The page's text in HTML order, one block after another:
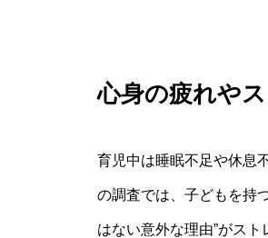
心身の疲れや
育児中は睡眠不足や休息
の調査では、子どもを持
はない意外な理由”がス